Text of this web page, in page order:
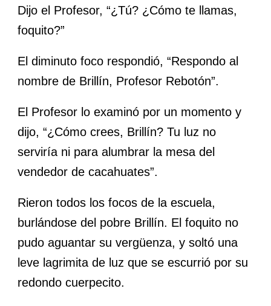
Dijo el Profesor, “¿Tú? ¿Cómo te llamas,
foquito?”
El diminuto foco respondió, “Respondo al
nombre de Brillín, Profesor Rebotón”.
El Profesor lo examinó por un momento y
dijo, “¿Cómo crees, Brillín? Tu luz no
serviría ni para alumbrar la mesa del
vendedor de cacahuates”.
Rieron todos los focos de la escuela,
burlándose del pobre Brillín. El foquito no
pudo aguantar su vergüenza, y soltó una
leve lagrimita de luz que se escurrió por su
redondo cuerpecito.